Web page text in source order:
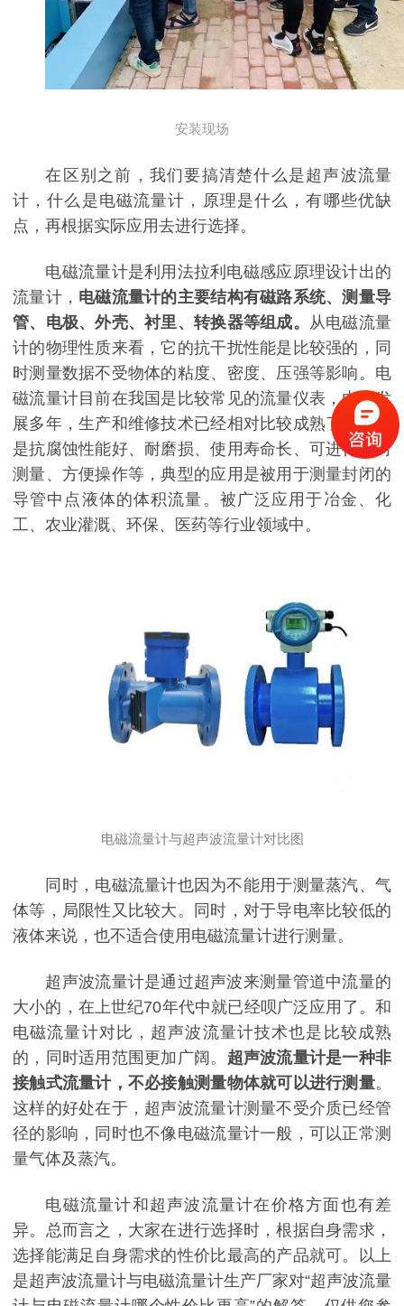
安装现场
在区别之前，我们要搞清楚什么是超声波流量
计，什么是电磁流量计，原理是什么，有哪些优缺
点，再根据实际应用去进行选择。
电磁流量计是利用法拉利电磁感应原理设计出的
流量计， 电磁流量计的主要结构有磁路系统、测量导
管、电极、外壳、衬里、转换器等组成。
从电磁流量
计的物理性质来看，它的抗干扰性能是比较强的，同
时测量数据不受物体的粘度、密度、压强等影响。电
磁流量计目前在我国是比较常见的流量仪表，由于发
展多年，生产和维修技术已经相对比较成熟了。优点
是抗腐蚀性能好、耐磨损、使用寿命长、可进行双向
测量、方便操作等，典型的应用是被用于测量封闭的
导管中点液体的体积流量。被广泛应用于冶金、化
工、农业灌溉、环保、医药等行业领域中。
电磁流量计与超声波流量计对比图
同时，电磁流量计也因为不能用于测量蒸汽、气
体等，局限性又比较大。同时，对于导电率比较低的
液体来说，也不适合使用电磁流量计进行测量。
超声波流量计是通过超声波来测量管道中流量的
大小的，在上世纪70年代中就已经呗广泛应用了。和
电磁流量计对比，超声波流量计技术也是比较成熟
的，同时适用范围更加广阔。 超声波流量计是一种非
接触式流量计，不必接触测量物体就可以进行测量。
这样的好处在于，超声波流量计测量不受介质已经管
径的影响，同时也不像电磁流量计一般，可以正常测
量气体及蒸汽。
电磁流量计和超声波流量计在价格方面也有差
异。总而言之，大家在进行选择时，根据自身需求，
选择能满足自身需求的性价比最高的产品就可。以上
是超声波流量计与电磁流量计生产厂家对“超声波流量